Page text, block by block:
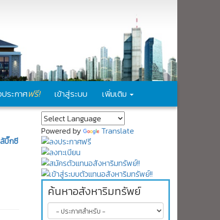
ระกาศฟรี! เข้าสู่ระบบ เพิ่มเติม
บิ๊กซี
Powered by Translate
ค้นหาอสังหาริมทรัพย์